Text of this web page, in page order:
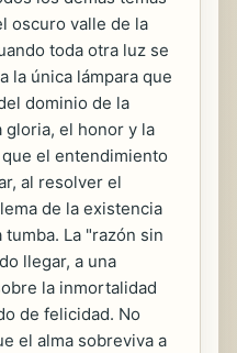
oscuro valle de la
toda otra luz se
la única lámpara que
dominio de la
gloria, el honor y la
el entendimiento
al resolver el
de la existencia
La "razón sin
llegar, a una
la inmortalidad
de felicidad. No
el alma sobreviva a